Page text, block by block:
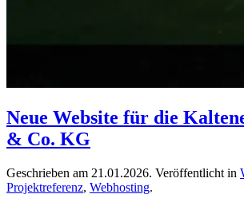
Neue Website für die
& Co. KG
Geschrieben am 21.01.2026. Veröffentlicht in
Projektreferenz, Webhosting.